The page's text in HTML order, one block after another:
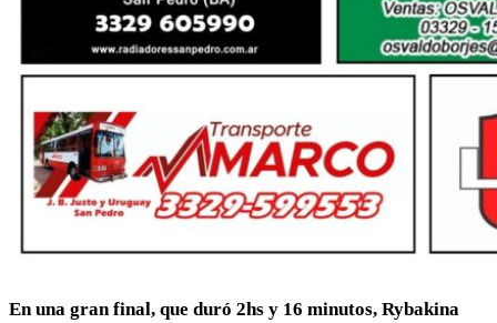
En una gran final, que duró 2hs y 16 minutos, Rybakina